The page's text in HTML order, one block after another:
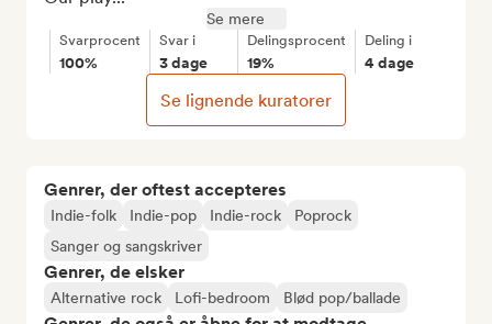
Genrer, der oftest accepteres
Indie-folk Indie-pop Indie-rock
Poprock
Sanger og sangskriver
Genrer, de elsker
Alternative rock Lofi-bedroom Blød pop/ballade
Se mere
Svarprocent
100%
Svar i
3 dage
Delingsprocent
19%
Deling i
4 dage
Se lignende kuratorer